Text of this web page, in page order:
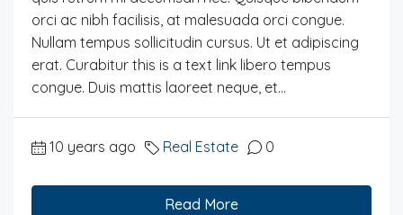
orci ac nibh facilisis, at malesuada orci congue.
Nullam tempus sollicitudin cursus. Ut et adipiscing
erat. Curabitur this is a text link libero tempus
congue. Duis mattis laoreet neque, et...
10 years ago Real Estate 0
Read More